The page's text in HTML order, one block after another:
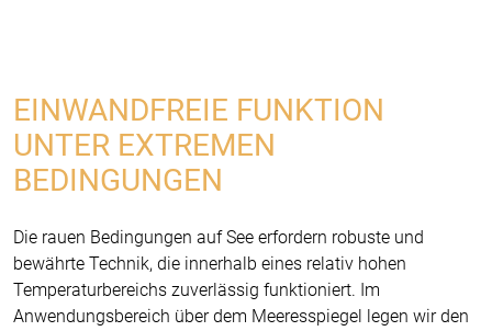
EINWANDFREIE FUNKTION
UNTER EXTREMEN
BEDINGUNGEN
Die rauen Bedingungen auf See erfordern robuste und
bewährte Technik, die innerhalb eines relativ hohen
Temperaturbereichs zuverlässig funktioniert. Im
Anwendungsbereich über dem Meeresspiegel legen wir den